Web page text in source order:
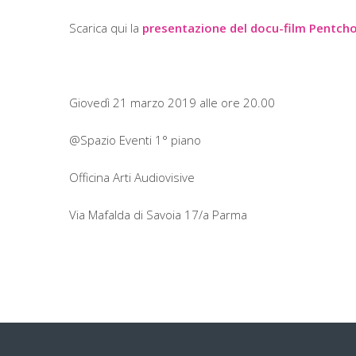
Scarica qui la presentazione del docu-film
Giovedì 21 marzo 2019 alle ore 20.00
@Spazio Eventi 1° piano
Officina Arti Audiovisive
Via Mafalda di Savoia 17/a Parma